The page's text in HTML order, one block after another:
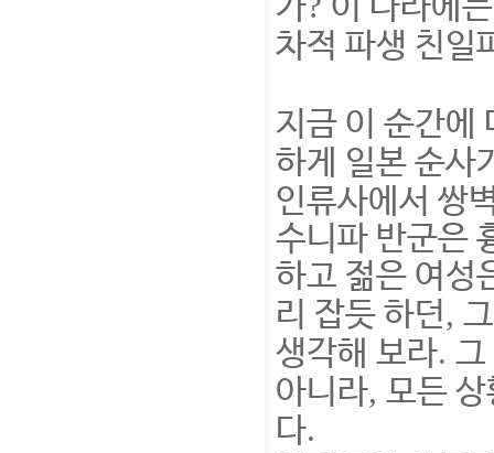
차적 파생 친일
지금 이 순간에
하게 일본 순사
인류사에서 쌍
수니파 반군은
하고 젊은 여성
리 잡듯 하던,
생각해 보라. 그
아니라, 모든
다.